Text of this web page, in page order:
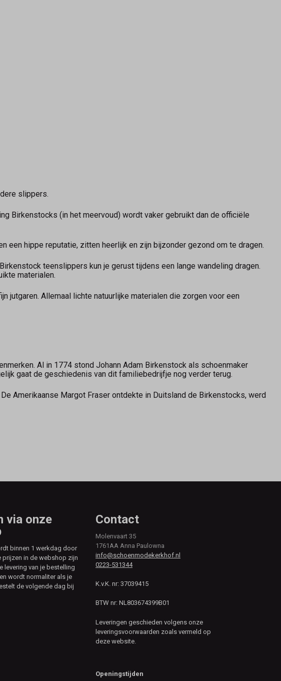
slippers.
Birkenstocks (in het meervoud) wordt vaker gebruikt dan de officiële
een hippe reputatie, zitten heerlijk en zijn bijzonder gezond om te dragen.
teenslippers kun je gerust tijdens een lange wandeling dragen.
materialen.
jutgaren. Allemaal lichte natuurlijke materialen die zorgen voor een
Al in 1774 stond Johann Adam Birkenstock als schoenmaker
gaat de geschiedenis van dit familiebedrijfje nog verder terug.
Amerikaanse Margot Fraser ontdekte in Duitsland de Birkenstocks, werd
via onze
binnen 1 werkdag door
prijzen in de webshop zijn
levering van je bestelling
wordt normaliter als je
de volgende dag bij
Contact
Molenvaart 35
1761AA Anna Paulowna
info@schoenmodekerkhof.nl
0223-531344
K.v.K. nr: 37039415
BTW nr: NL803674399B01
Leveringen geschieden volgens onze
leveringsvoorwaarden zoals vermeld op
deze website.
Openingstijden